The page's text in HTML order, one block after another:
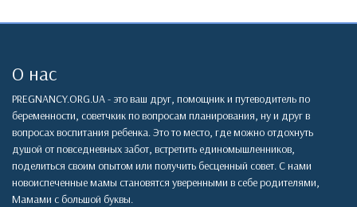
О нас
PREGNANCY.ORG.UA - это ваш друг, помощник и путеводитель по
беременности, советчкик по вопросам планирования, ну и друг в
вопросах воспитания ребенка. Это то место, где можно отдохнуть
душой от повседневных забот, встретить единомышленников,
поделиться своим опытом или получить бесценный совет. С нами
новоиспеченные мамы становятся уверенными в себе родителями,
Мамами с большой буквы.